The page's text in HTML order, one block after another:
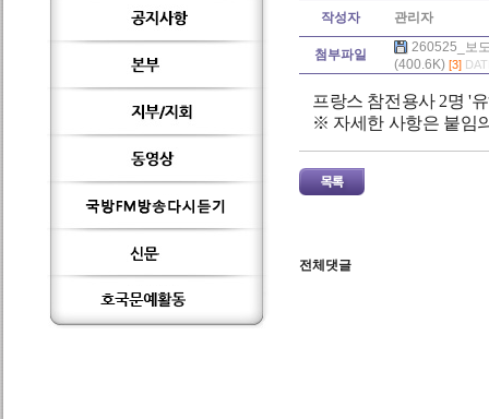
작성자 관리자
첨부파일
260525_보
(400.6K) [3]
프랑스 참전용사 2명 '
※ 자세한 사항은 붙임
전체댓글